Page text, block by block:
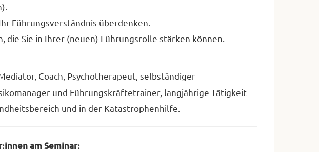
Führungsverständnis überdenken.
die Sie in Ihrer (neuen) Führungsrolle stärken können.
Coach, Psychotherapeut, selbständiger
und Führungskräftetrainer, langjährige Tätigkeit
und in der Katastrophenhilfe.
am Seminar: